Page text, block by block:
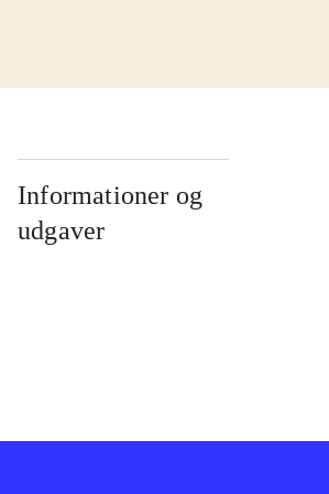
Informationer og
udgaver